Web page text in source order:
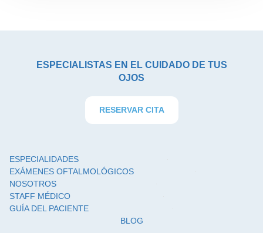
ESPECIALISTAS EN EL CUIDADO DE TUS
OJOS
RESERVAR CITA
ESPECIALIDADES
EXÁMENES OFTALMOLÓGICOS
NOSOTROS
STAFF MÉDICO
GUÍA DEL PACIENTE
BLOG